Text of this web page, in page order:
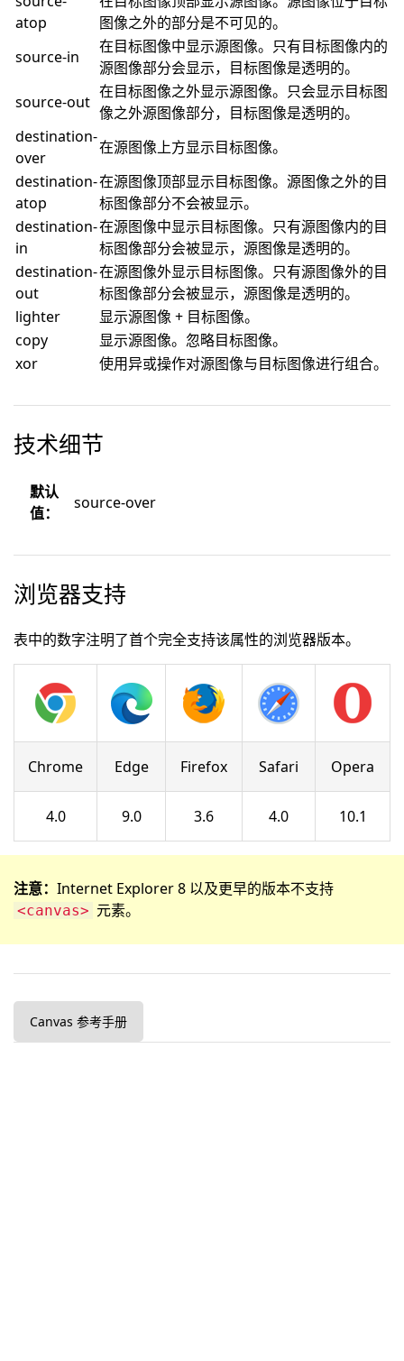
atop
图像之外的部分是不可见的。
source-in
在目标图像中显示源图像。只有目标图像内的
源图像部分会显示，目标图像是透明的。
source-out
在目标图像之外显示源图像。只会显示目标图
像之外源图像部分，目标图像是透明的。
destination-
over
在源图像上方显示目标图像。
destination-
atop
在源图像顶部显示目标图像。源图像之外的目
标图像部分不会被显示。
destination-
in
在源图像中显示目标图像。只有源图像内的目
标图像部分会被显示，源图像是透明的。
destination-
out
在源图像外显示目标图像。只有源图像外的目
标图像部分会被显示，源图像是透明的。
lighter
显示源图像 + 目标图像。
copy
显示源图像。忽略目标图像。
xor
使用异或操作对源图像与目标图像进行组合。
技术细节
默认
值：
source-over
浏览器支持
表中的数字注明了首个完全支持该属性的浏览器版本。
Chrome Edge Firefox Safari Opera
4.0 9.0 3.6 4.0 10.1
注意： Internet Explorer 8 以及更早的版本不支持
<canvas> 元素。
Canvas 参考手册